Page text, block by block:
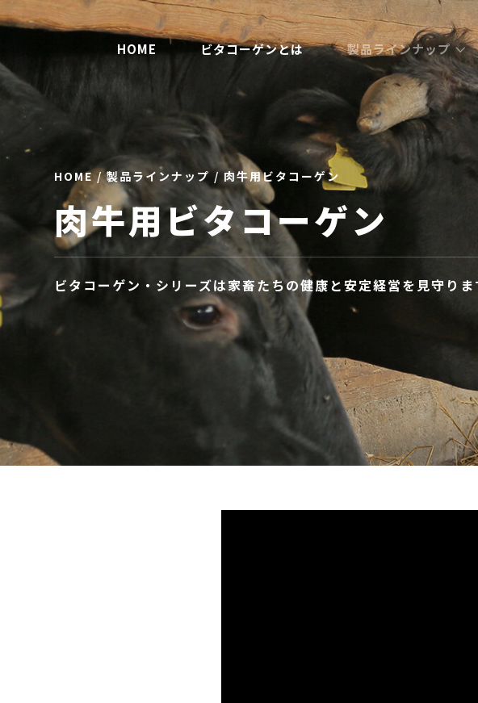
HOME ビタコーゲンとは 製品ラインナップ
HOME/製品ラインナップ/ 肉牛用ビタコーゲン
肉牛用ビタコーゲン
ビタコーゲン・シリーズは家畜たちの健康と安定経営を見守りま